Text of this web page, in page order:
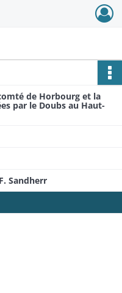
- Colmar
de Horbourg et la
par le Doubs au Haut-
Sandherr